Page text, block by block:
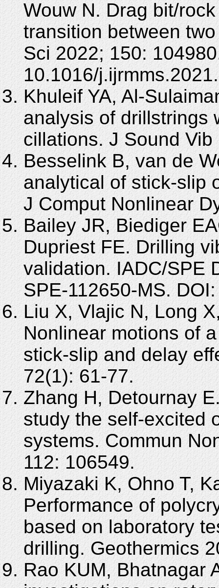
Wouw N. Drag bit/
transition between
Sci 2022; 150:
10.1016/
Khuleif YA, Al-
analysis of drillstrings
cillations. J Sound
Besselink B, van de
analytical of stick-slip
J Comput Nonlinear
Bailey JR, Biediger
Dupriest FE. Drilling
validation. IADC/SPE
SPE-112650-MS.
Liu X, Vlajic N, Long
Nonlinear motions of
stick-slip and delay
72(1): 61-77.
Zhang H, Detournay
study the self-excited
systems. Commun
112: 106549.
Miyazaki K, Ohno T,
Performance of
based on laboratory
drilling. Geothermics
Rao KUM, Bhatnagar